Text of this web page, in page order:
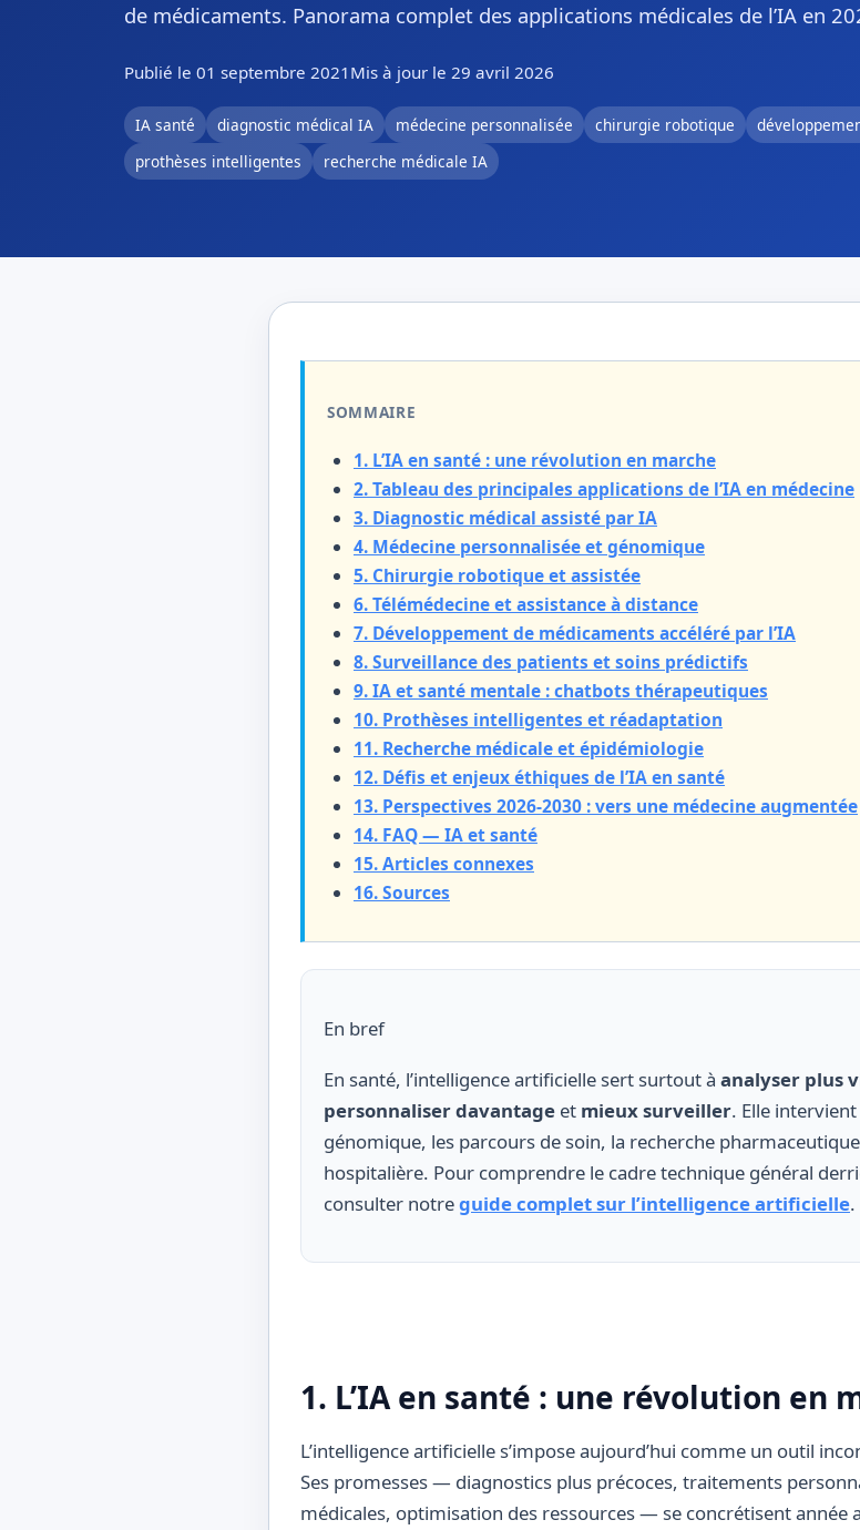
de médicaments. Panorama complet des applications médicales de l’IA en
Publié le 01 septembre 2021 Mis à jour le 29 avril 2026
IA santé diagnostic médical IA médecine personnalisée chirurgie robotique
prothèses intelligentes
recherche médicale IA
SOMMAIRE
1. L’IA en santé : une révolution en marche
2. Tableau des principales applications de l’IA en médecine
3. Diagnostic médical assisté par IA
4. Médecine personnalisée et génomique
5. Chirurgie robotique et assistée
6. Télémédecine et assistance à distance
7. Développement de médicaments accéléré par l’IA
8. Surveillance des patients et soins prédictifs
9. IA et santé mentale : chatbots thérapeutiques
10. Prothèses intelligentes et réadaptation
11. Recherche médicale et épidémiologie
12. Défis et enjeux éthiques de l’IA en santé
13. Perspectives 2026-2030 : vers une médecine augmentée
14. FAQ — IA et santé
15. Articles connexes
16. Sources
En bref
En santé, l’intelligence artificielle sert surtout à analyser plus
personnaliser davantage et mieux surveiller. Elle
génomique, les parcours de soin, la recherche
hospitalière. Pour comprendre le cadre technique général
consulter notreguide complet sur l’intelligence artificielle.
1. L’IA en santé : une révolution en
L’intelligence artificielle s’impose aujourd’hui comme un outil
Ses promesses — diagnostics plus précoces, traitements
médicales, optimisation des ressources — se concrétisent année